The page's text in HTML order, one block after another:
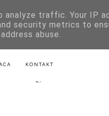
POLSKA LITERATURA
KONTAKT
Magda Fres
traffic. Your IP
security metrics to
abuse.